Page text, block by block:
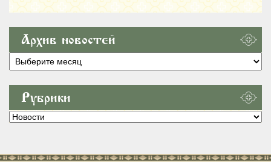
Архив новостей
Архив
новостей
Рубрики
Рубрики